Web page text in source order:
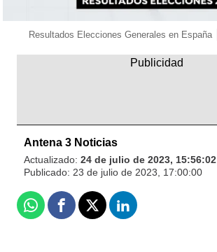
Resultados Elecciones Generales en España
Antena 3 Noticias
Actualizado: 24 de julio de 2023, 15:56:02
Publicado: 23 de julio de 2023, 17:00:00
WhatsappFacebook
X Linkedin